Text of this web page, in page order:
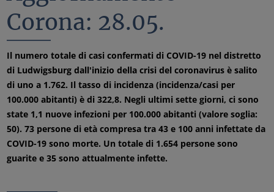
Corona: 28.05.
Il numero totale di casi confermati di COVID-19 nel distretto
di Ludwigsburg dall'inizio della crisi del coronavirus è salito
di uno a 1.762. Il tasso di incidenza (incidenza/casi per
100.000 abitanti) è di 322,8. Negli ultimi sette giorni, ci sono
state 1,1 nuove infezioni per 100.000 abitanti (valore soglia:
50). 73 persone di età compresa tra 43 e 100 anni infettate da
COVID-19 sono morte. Un totale di 1.654 persone sono
guarite e 35 sono attualmente infette.